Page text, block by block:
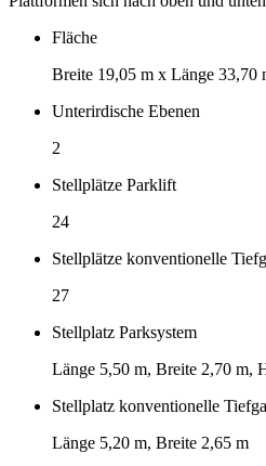
Fläche
Breite 19,05 m x Länge 33,70
Unterirdische Ebenen
2
Stellplätze Parklift
24
Stellplätze konventionelle
27
Stellplatz Parksystem
Länge 5,50 m, Breite 2,70 m,
Stellplatz konventionelle
Länge 5,20 m, Breite 2,65 m